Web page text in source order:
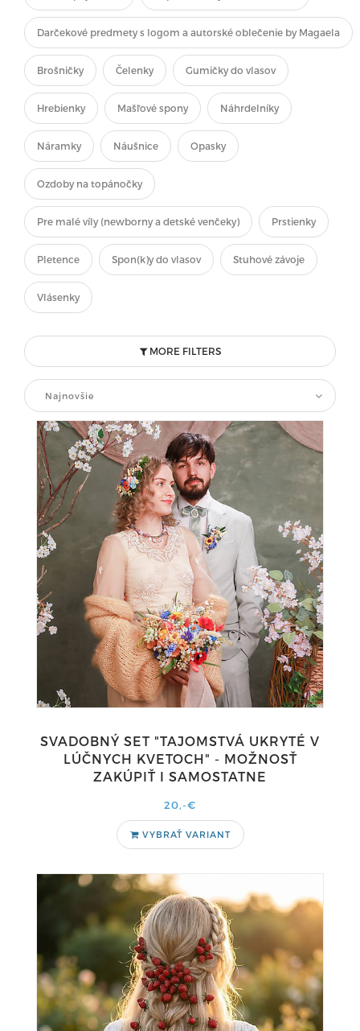
Darčekové predmety s logom a autorské oblečenie by Magaela
Brošničky Čelenky Gumičky do vlasov
Hrebienky Mašľové spony Náhrdelníky
Náramky Náušnice Opasky
Ozdoby na topánočky
Pre malé víly (newborny a detské venčeky) Prstienky
Pletence Spon(k)y do vlasov Stuhové závoje
Vlásenky
MORE FILTERS
Najnovšie
SVADOBNÝ SET "TAJOMSTVÁ UKRYTÉ V
LÚČNYCH KVETOCH" - MOŽNOSŤ
ZAKÚPIŤ I SAMOSTATNE
20,-€
VYBRAŤ VARIANT